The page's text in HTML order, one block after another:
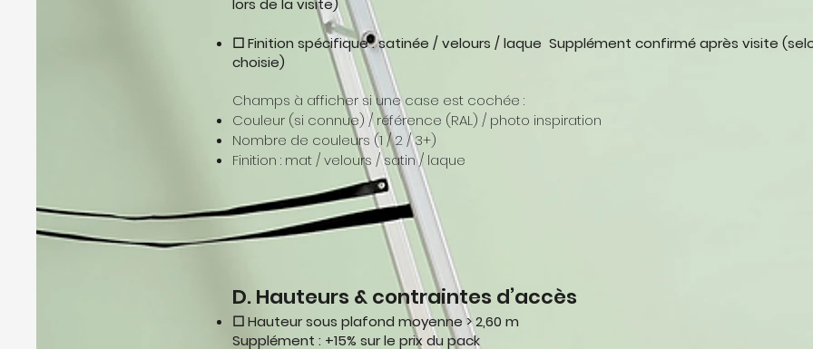
lors de la visite)
☐ Finition spécifique : satinée / velours / laque Supplément confirmé après visite
choisie)
Champs à afficher si une case est cochée :
Couleur (si connue) / référence (RAL) / photo inspiration
Nombre de couleurs (1 / 2 / 3+)
Finition : mat / velours / satin / laque
D. Hauteurs & contraintes d’accès
☐ Hauteur sous plafond moyenne > 2,60 m
Supplément : +15% sur le prix du pack